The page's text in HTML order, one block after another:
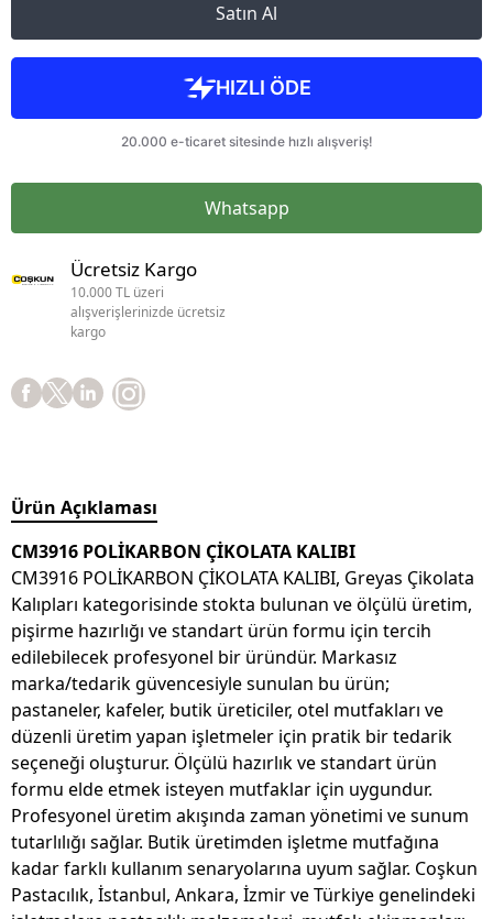
Satın Al
Whatsapp
Ücretsiz Kargo
10.000 TL üzeri
alışverişlerinizde ücretsiz
kargo
Ürün Açıklaması
CM3916 POLİKARBON ÇİKOLATA KALIBI
CM3916 POLİKARBON ÇİKOLATA KALIBI, Greyas Çikolata
Kalıpları kategorisinde stokta bulunan ve ölçülü üretim,
pişirme hazırlığı ve standart ürün formu için tercih
edilebilecek profesyonel bir üründür. Markasız
marka/tedarik güvencesiyle sunulan bu ürün;
pastaneler, kafeler, butik üreticiler, otel mutfakları ve
düzenli üretim yapan işletmeler için pratik bir tedarik
seçeneği oluşturur. Ölçülü hazırlık ve standart ürün
formu elde etmek isteyen mutfaklar için uygundur.
Profesyonel üretim akışında zaman yönetimi ve sunum
tutarlılığı sağlar. Butik üretimden işletme mutfağına
kadar farklı kullanım senaryolarına uyum sağlar. Coşkun
Pastacılık, İstanbul, Ankara, İzmir ve Türkiye genelindeki